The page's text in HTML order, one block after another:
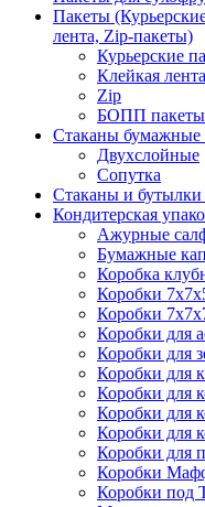
Пакеты
лента, Zip-пакеты)
Курьерские
Клейкая лента
Zip
БОПП пакеты
Стаканы бумажные
Двухслойные
Сопутка
Стаканы и
Кондитерская
Ажурные
Бумажные
Коробка
Коробки
Коробки
Коробки для
Коробки для
Коробки для
Коробки для
Коробки для
Коробки для
Коробки для
Коробки
Коробки под